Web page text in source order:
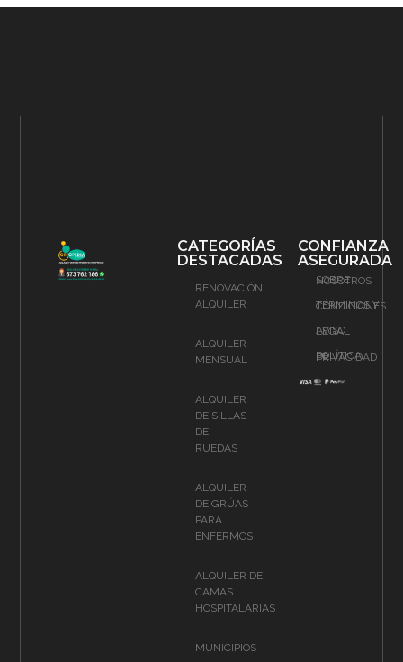
CATEGORÍAS
DESTACADAS
RENOVACIÓN
ALQUILER
ALQUILER
MENSUAL
ALQUILER
DE SILLAS
DE
RUEDAS
ALQUILER
DE GRÚAS
PARA
ENFERMOS
ALQUILER DE
CAMAS
HOSPITALARIAS
MUNICIPIOS
CONFIANZA
ASEGURADA
SOBRE NOSOTROS
TÉRMINOS Y CONDICIONES
AVISO LEGAL
POLÍTICA DE PRIVACIDAD